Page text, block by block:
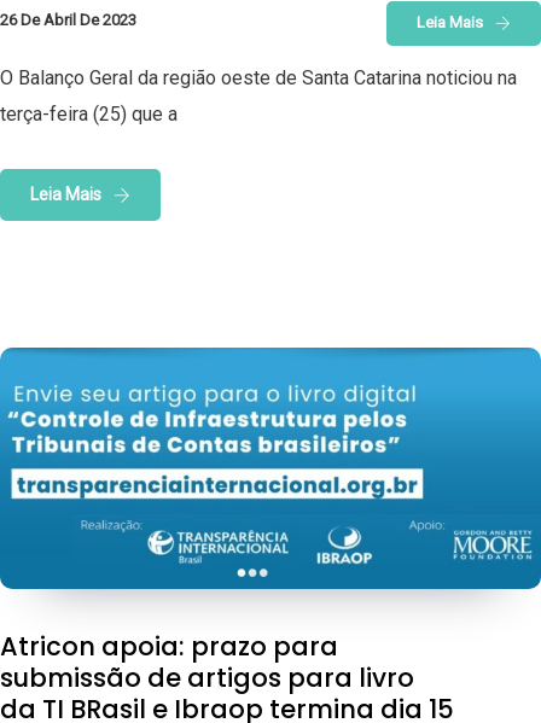
26 De Abril De 2023 Leia Mais
O Balanço Geral da região oeste de Santa Catarina noticiou na
terça-feira (25) que a
Leia Mais
Atricon apoia: prazo para
submissão de artigos para livro
da TI BRasil e Ibraop termina dia 15